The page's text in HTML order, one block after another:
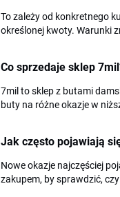
To zależy od konkretnego
określonej kwoty. Warunki
Co sprzedaje sklep
7mil to sklep z butami
buty na różne okazje w
Jak często pojawiają
Nowe okazje najczęściej
zakupem, by sprawdzić,